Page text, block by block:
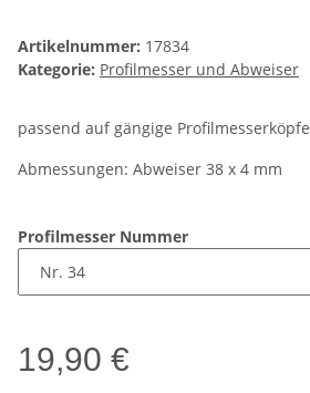
Artikelnummer: 17834
Kategorie: Profilmesser und Abweiser
passend auf gängige Profilmesserköpfe
Abmessungen: Abweiser 38 x 4 mm
Profilmesser Nummer
19,90 €